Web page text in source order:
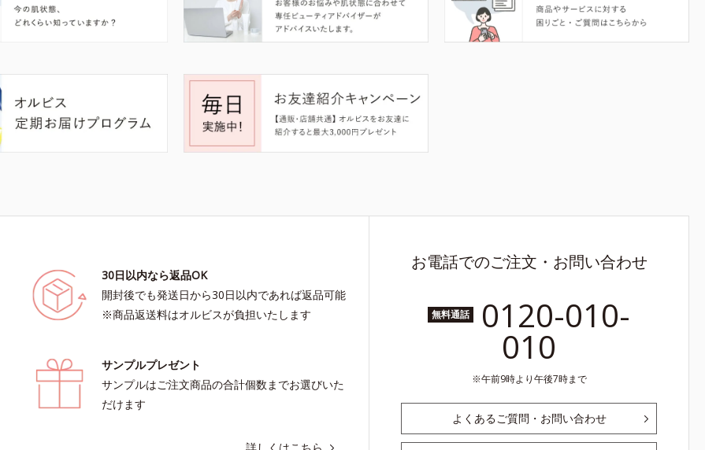
30日以内なら返品OK
開封後でも発送日から30日以内であれば返品可能
※商品返送料はオルビスが負担いたします
サンプルプレゼント
サンプルはご注文商品の合計個数までお選びいた
だけます
お電話でのご注文・お問い合わせ
無料通話 0120-010-
010
午前9時より午後7時まで
よくあるご質問・お問い合わせ